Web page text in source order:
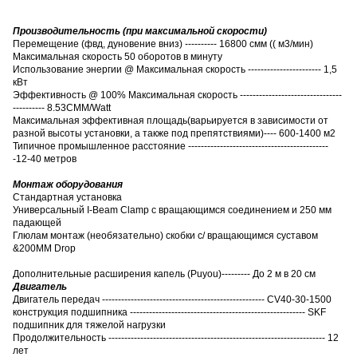
Производительность (при максимальной скорости)
Перемещение (фвд, дуновение вниз) ---------- 16800 смм (( м3/мин)
Максимальная скорость 50 оборотов в минуту
Использование энергии @ Максимальная скорость ----------------------- 1,5
кВт
Эффективность @ 100% Максимальная скорость --------------------------------
---------- 8.53CMM/Watt
Максимальная эффективная площадь(варьируется в зависимости от
разной высоты установки, а также под препятствиями)---- 600-1400 м2
Типичное промышленное расстояние --------------------------------------------
-12-40 метров
Монтаж оборудования
Стандартная установка
Универсальный I-Beam Clamp с вращающимся соединением и 250 мм
падающей
Глюлам монтаж (необязательно) скобки с/ вращающимся суставом
&200MM Drop
Дополнительные расширения капель (Puyou)--------- До 2 м в 20 см
Двигатель
Двигатель передач --------------------------------------------------- CV40-30-1500
конструкция подшипника ------------------------------------------------------- SKF
подшипник для тяжелой нагрузки
Продолжительность -------------------------------------------------------------------- 12
лет